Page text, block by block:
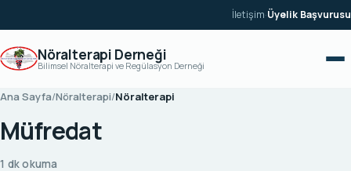
İletişim·Üyelik Başvurusu
Nöralterapi Derneği
Bilimsel Nöralterapi ve Regülasyon Derneği
Ana Sayfa/Nöralterapi/Nöralterapi
Müfredat
1 dk okuma